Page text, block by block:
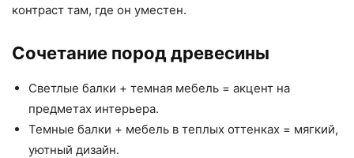
контраст там, где он уместен.
Сочетание пород древесины
Светлые балки + темная мебель = акцент на
предметах интерьера.
Темные балки + мебель в теплых оттенках = мягкий,
уютный дизайн.